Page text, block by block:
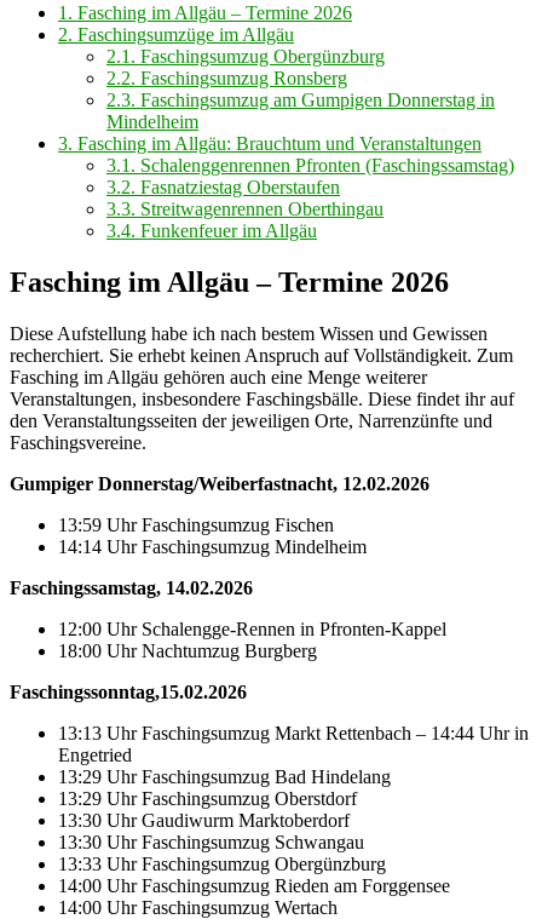
1. Fasching im Allgäu – Termine 2026
2. Faschingsumzüge im Allgäu
2.1. Faschingsumzug Obergünzburg
2.2. Faschingsumzug Ronsberg
2.3. Faschingsumzug am Gumpigen Donnerstag in
Mindelheim
3. Fasching im Allgäu: Brauchtum und Veranstaltungen
3.1. Schalenggenrennen Pfronten (Faschingssamstag)
3.2. Fasnatziestag Oberstaufen
3.3. Streitwagenrennen Oberthingau
3.4. Funkenfeuer im Allgäu
Fasching im Allgäu – Termine 2026
Diese Aufstellung habe ich nach bestem Wissen und Gewissen
recherchiert. Sie erhebt keinen Anspruch auf Vollständigkeit. Zum
Fasching im Allgäu gehören auch eine Menge weiterer
Veranstaltungen, insbesondere Faschingsbälle. Diese findet ihr auf
den Veranstaltungsseiten der jeweiligen Orte, Narrenzünfte und
Faschingsvereine.
Gumpiger Donnerstag/Weiberfastnacht, 12.02.2026
13:59 Uhr Faschingsumzug Fischen
14:14 Uhr Faschingsumzug Mindelheim
Faschingssamstag, 14.02.2026
12:00 Uhr Schalengge-Rennen in Pfronten-Kappel
18:00 Uhr Nachtumzug Burgberg
Faschingssonntag,15.02.2026
13:13 Uhr Faschingsumzug Markt Rettenbach – 14:44 Uhr in
Engetried
13:29 Uhr Faschingsumzug Bad Hindelang
13:29 Uhr Faschingsumzug Oberstdorf
13:30 Uhr Gaudiwurm Marktoberdorf
13:30 Uhr Faschingsumzug Schwangau
13:33 Uhr Faschingsumzug Obergünzburg
14:00 Uhr Faschingsumzug Rieden am Forggensee
14:00 Uhr Faschingsumzug Wertach